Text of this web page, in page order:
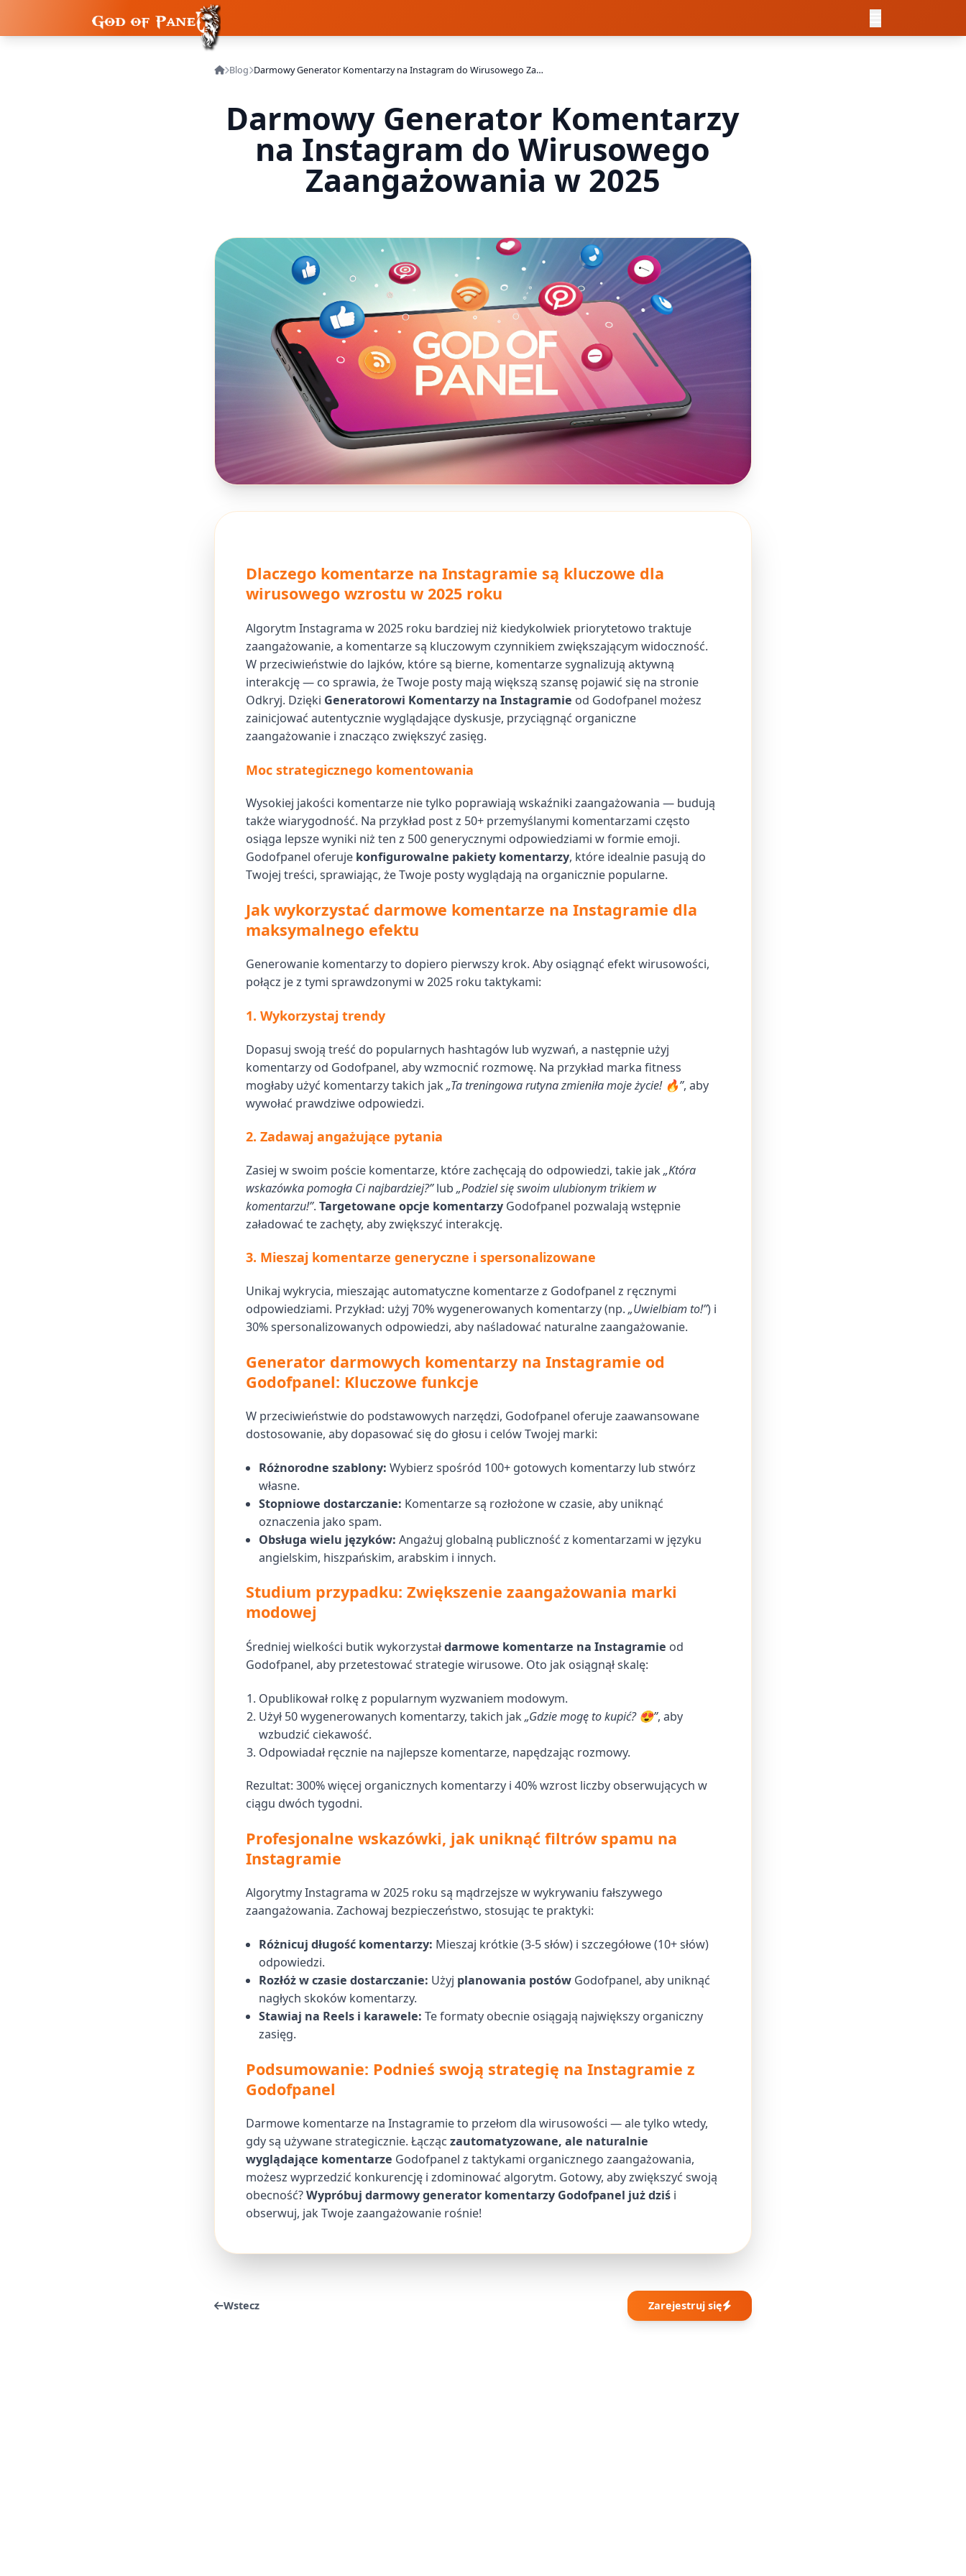
Blog Darmowy Generator Komentarzy na Instagram do Wirusowego Zaangażowania w 2025
Darmowy Generator Komentarzy
na Instagram do Wirusowego
Zaangażowania w 2025
Dlaczego komentarze na Instagramie są kluczowe dla
wirusowego wzrostu w 2025 roku
Algorytm Instagrama w 2025 roku bardziej niż kiedykolwiek priorytetowo traktuje
zaangażowanie, a komentarze są kluczowym czynnikiem zwiększającym widoczność.
W przeciwieństwie do lajków, które są bierne, komentarze sygnalizują aktywną
interakcję — co sprawia, że Twoje posty mają większą szansę pojawić się na stronie
Odkryj. Dzięki Generatorowi Komentarzy na Instagramie od Godofpanel możesz
zainicjować autentycznie wyglądające dyskusje, przyciągnąć organiczne
zaangażowanie i znacząco zwiększyć zasięg.
Moc strategicznego komentowania
Wysokiej jakości komentarze nie tylko poprawiają wskaźniki zaangażowania — budują
także wiarygodność. Na przykład post z 50+ przemyślanymi komentarzami często
osiąga lepsze wyniki niż ten z 500 generycznymi odpowiedziami w formie emoji.
Godofpanel oferuje konfigurowalne pakiety komentarzy, które idealnie pasują do
Twojej treści, sprawiając, że Twoje posty wyglądają na organicznie popularne.
Jak wykorzystać darmowe komentarze na Instagramie dla
maksymalnego efektu
Generowanie komentarzy to dopiero pierwszy krok. Aby osiągnąć efekt wirusowości,
połącz je z tymi sprawdzonymi w 2025 roku taktykami:
1. Wykorzystaj trendy
Dopasuj swoją treść do popularnych hashtagów lub wyzwań, a następnie użyj
komentarzy od Godofpanel, aby wzmocnić rozmowę. Na przykład marka fitness
mogłaby użyć komentarzy takich jak„Ta treningowa rutyna zmieniła moje życie! 🔥”, aby
wywołać prawdziwe odpowiedzi.
2. Zadawaj angażujące pytania
Zasiej w swoim poście komentarze, które zachęcają do odpowiedzi, takie jak„Która
wskazówka pomogła Ci najbardziej?”lub „Podziel się swoim ulubionym trikiem w
komentarzu!”. Targetowane opcje komentarzyGodofpanel pozwalają wstępnie
załadować te zachęty, aby zwiększyć interakcję.
3. Mieszaj komentarze generyczne i spersonalizowane
Unikaj wykrycia, mieszając automatyczne komentarze z Godofpanel z ręcznymi
odpowiedziami. Przykład: użyj 70% wygenerowanych komentarzy (np. „Uwielbiam to!”) i
30% spersonalizowanych odpowiedzi, aby naśladować naturalne zaangażowanie.
Generator darmowych komentarzy na Instagramie od
Godofpanel: Kluczowe funkcje
W przeciwieństwie do podstawowych narzędzi, Godofpanel oferuje zaawansowane
dostosowanie, aby dopasować się do głosu i celów Twojej marki:
Różnorodne szablony: Wybierz spośród 100+ gotowych komentarzy lub stwórz
własne.
Stopniowe dostarczanie: Komentarze są rozłożone w czasie, aby uniknąć
oznaczenia jako spam.
Obsługa wielu języków: Angażuj globalną publiczność z komentarzami w języku
angielskim, hiszpańskim, arabskim i innych.
Studium przypadku: Zwiększenie zaangażowania marki
modowej
Średniej wielkości butik wykorzystałdarmowe komentarze na Instagramie od
Godofpanel, aby przetestować strategie wirusowe. Oto jak osiągnął skalę:
Opublikował rolkę z popularnym wyzwaniem modowym.
Użył 50 wygenerowanych komentarzy, takich jak„Gdzie mogę to kupić? 😍”, aby
wzbudzić ciekawość.
Odpowiadał ręcznie na najlepsze komentarze, napędzając rozmowy.
Rezultat: 300% więcej organicznych komentarzy i 40% wzrost liczby obserwujących w
ciągu dwóch tygodni.
Profesjonalne wskazówki, jak uniknąć filtrów spamu na
Instagramie
Algorytmy Instagrama w 2025 roku są mądrzejsze w wykrywaniu fałszywego
zaangażowania. Zachowaj bezpieczeństwo, stosując te praktyki:
Różnicuj długość komentarzy: Mieszaj krótkie (3-5 słów) i szczegółowe (10+ słów)
odpowiedzi.
Rozłóż w czasie dostarczanie: Użyj planowania postówGodofpanel, aby uniknąć
nagłych skoków komentarzy.
Stawiaj na Reels i karawele: Te formaty obecnie osiągają największy organiczny
zasięg.
Podsumowanie: Podnieś swoją strategię na Instagramie z
Godofpanel
Darmowe komentarze na Instagramie to przełom dla wirusowości — ale tylko wtedy,
gdy są używane strategicznie. Łącząc zautomatyzowane, ale naturalnie
wyglądające komentarze Godofpanel z taktykami organicznego zaangażowania,
możesz wyprzedzić konkurencję i zdominować algorytm. Gotowy, aby zwiększyć swoją
obecność?Wypróbuj darmowy generator komentarzy Godofpanel już dziśi
obserwuj, jak Twoje zaangażowanie rośnie!
Wstecz Zarejestruj się